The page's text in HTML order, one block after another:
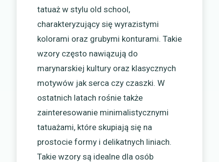
tatuaż w stylu old school,
charakteryzujący się wyrazistymi
kolorami oraz grubymi konturami. Takie
wzory często nawiązują do
marynarskiej kultury oraz klasycznych
motywów jak serca czy czaszki. W
ostatnich latach rośnie także
zainteresowanie minimalistycznymi
tatuażami, które skupiają się na
prostocie formy i delikatnych liniach.
Takie wzory są idealne dla osób